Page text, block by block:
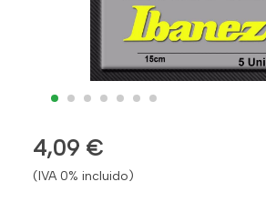
4,09 €
(IVA 0% incluido)